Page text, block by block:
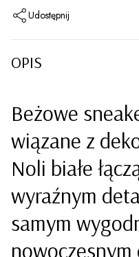
Udostępnij
OPIS
Beżowe
wiązane z
Noli białe
wyraźnym
samym
nowoczesnym